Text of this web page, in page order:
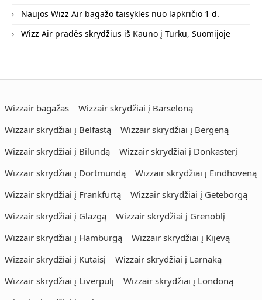
Naujos Wizz Air bagažo taisyklės nuo lapkričio 1 d.
Wizz Air pradės skrydžius iš Kauno į Turku, Suomijoje
Wizzair bagažas
Wizzair skrydžiai į Barseloną
Wizzair skrydžiai į Belfastą
Wizzair skrydžiai į Bergeną
Wizzair skrydžiai į Bilundą
Wizzair skrydžiai į Donkasterį
Wizzair skrydžiai į Dortmundą
Wizzair skrydžiai į Eindhoveną
Wizzair skrydžiai į Frankfurtą
Wizzair skrydžiai į Geteborgą
Wizzair skrydžiai į Glazgą
Wizzair skrydžiai į Grenoblį
Wizzair skrydžiai į Hamburgą
Wizzair skrydžiai į Kijevą
Wizzair skrydžiai į Kutaisį
Wizzair skrydžiai į Larnaką
Wizzair skrydžiai į Liverpulį
Wizzair skrydžiai į Londoną